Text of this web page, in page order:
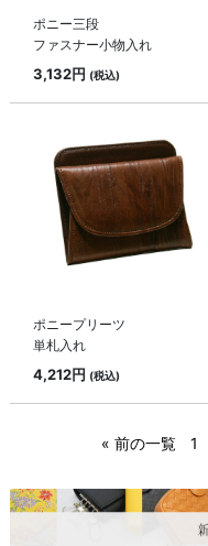
ポニー三段
ファスナー小物入れ
3,132円 (税込)
ポニープリーツ
単札入れ
4,212円 (税込)
« 前の一覧 1